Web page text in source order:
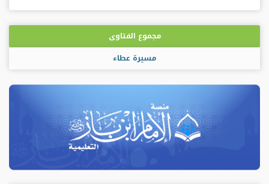
مجموع الفتاوى
مسيرة عطاء